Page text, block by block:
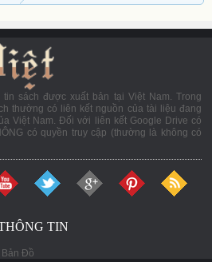
sách được xuất bản tại Việt Nam. Trong
thường có liên kết nguồn của tài liệu đang
Việt Nam. Đối với liên kết Google Drive có
có quyền truy cập (thường là không có
TIN
Bản Đồ